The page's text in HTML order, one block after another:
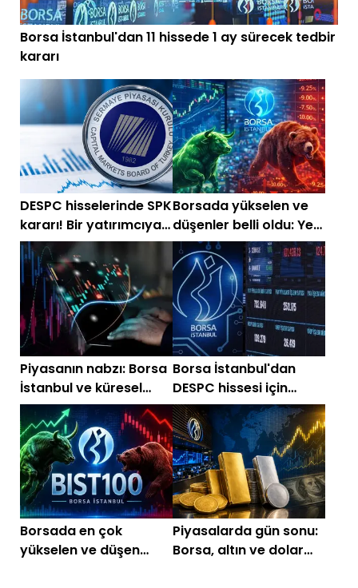
Borsa İstanbul'dan 11 hissede 1 ay sürecek tedbir
kararı
DESPC hisselerinde SPK
kararı! Bir yatırımcıya 6
ay işlem yasağı
Borsada yükselen ve
düşenler belli oldu: Yeni
halka arzlar dikkat
çekti
Piyasanın nabzı: Borsa
İstanbul ve küresel
piyasalarda gün
başlarken (22
Temmuz)
Borsa İstanbul'dan
DESPC hissesi için
tedbir kararı!
Borsada en çok
yükselen ve düşen
Piyasalarda gün sonu:
Borsa, altın ve dolar